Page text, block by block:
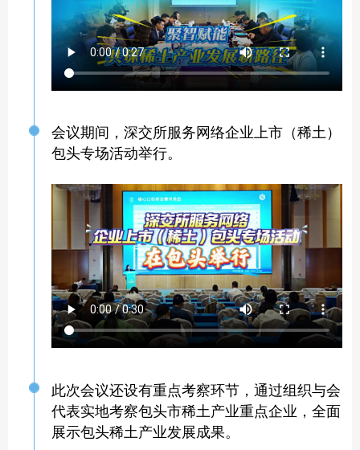
会议期间，深交所服务网络企业上市（稀土）
包头专场活动举行。
此次会议还设有重点考察环节，通过组织与会
代表实地考察包头市稀土产业重点企业，全面
展示包头稀土产业发展成果。